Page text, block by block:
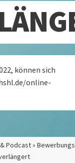
Podcast »
können sich
online-